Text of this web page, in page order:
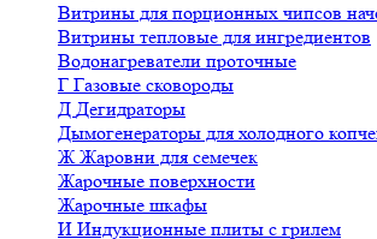
Витрины для порционных чипсов
Витрины тепловые для ингредиентов
Водонагреватели проточные
Г Газовые сковороды
Д Дегидраторы
Дымогенераторы для холодного
ЖЖаровни для семечек
Жарочные поверхности
Жарочные шкафы
И Индукционные плиты с грилем